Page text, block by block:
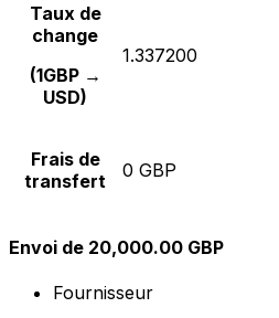
Taux de
change
(1GBP →
USD)
1.337200
Frais de
transfert
0 GBP
Envoi de 20,000.00 GBP
Fournisseur